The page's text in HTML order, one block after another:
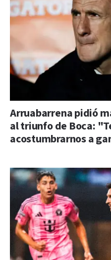
Arruabarrena pidió
al triunfo de Boca:
acostumbrarnos a